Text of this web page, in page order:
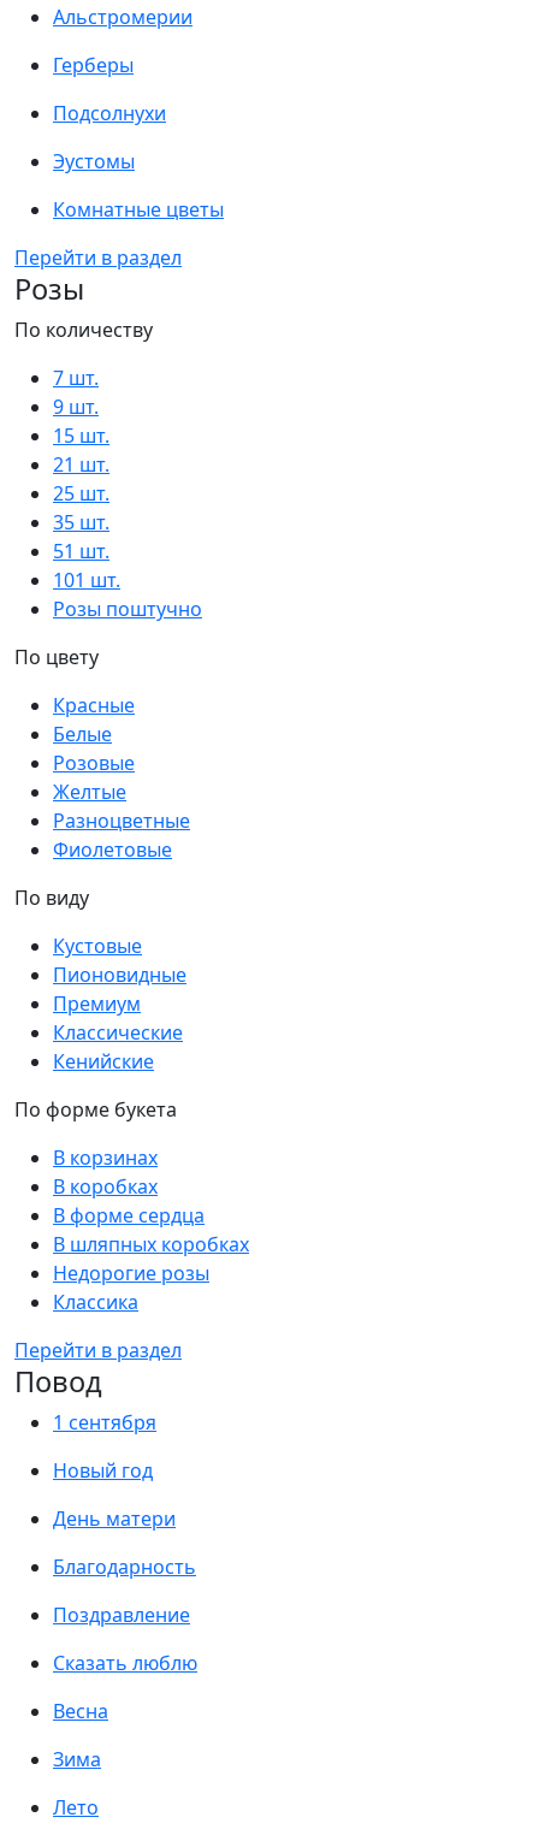
Альстромерии
Герберы
Подсолнухи
Эустомы
Комнатные цветы
Перейти в раздел
Розы
По количеству
7 шт.
9 шт.
15 шт.
21 шт.
25 шт.
35 шт.
51 шт.
101 шт.
Розы поштучно
По цвету
Красные
Белые
Розовые
Желтые
Разноцветные
Фиолетовые
По виду
Кустовые
Пионовидные
Премиум
Классические
Кенийские
По форме букета
В корзинах
В коробках
В форме сердца
В шляпных коробках
Недорогие розы
Классика
Перейти в раздел
Повод
1 сентября
Новый год
День матери
Благодарность
Поздравление
Сказать люблю
Весна
Зима
Лето